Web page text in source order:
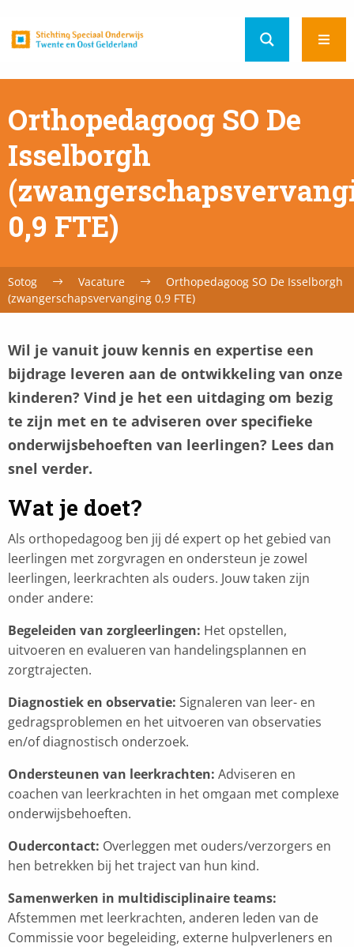
Orthopedagoog SO De
Isselborgh
0,9 FTE)
Sotog Vacature
Orthopedagoog SO De Isselborgh
(zwangerschapsvervanging 0,9 FTE)
Wil je vanuit jouw kennis en expertise een
bijdrage leveren aan de ontwikkeling van onze
kinderen? Vind je het een uitdaging om bezig
te zijn met en te adviseren over specifieke
onderwijsbehoeften van leerlingen? Lees dan
snel verder.
Wat je doet?
Als orthopedagoog ben jij dé expert op het gebied van
leerlingen met zorgvragen en ondersteun je zowel
leerlingen, leerkrachten als ouders. Jouw taken zijn
onder andere:
Begeleiden van zorgleerlingen: Het opstellen,
uitvoeren en evalueren van handelingsplannen en
zorgtrajecten.
Diagnostiek en observatie: Signaleren van leer- en
gedragsproblemen en het uitvoeren van observaties
en/of diagnostisch onderzoek.
Ondersteunen van leerkrachten: Adviseren en
coachen van leerkrachten in het omgaan met complexe
onderwijsbehoeften.
Oudercontact: Overleggen met ouders/verzorgers en
hen betrekken bij het traject van hun kind.
Samenwerken in multidisciplinaire teams:
Afstemmen met leerkrachten, anderen leden van de
Commissie voor begeleiding, externe hulpverleners en